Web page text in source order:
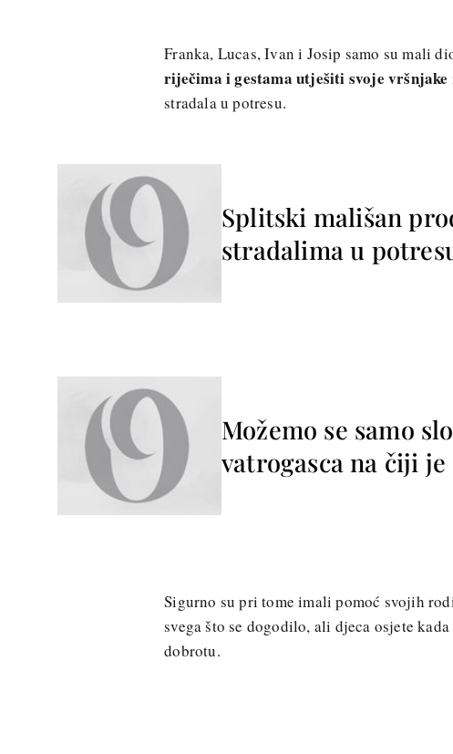
Franka, Lucas, Ivan i Josip samo su mali
riječima i gestama utješiti svoje vršnjake
stradala u potresu.
Splitski mališan
stradalima u
Možemo se samo
vatrogasca na čiji
Sigurno su pri tome imali pomoć svojih
svega što se dogodilo, ali djeca osjete
dobrotu.